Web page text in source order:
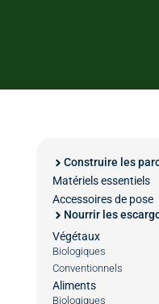
Construire les
Matériels essentiels
Accessoires de pose
Nourrir les
Végétaux
Biologiques
Conventionnels
Aliments
Biologiques